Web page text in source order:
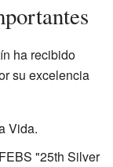
ha recibido
su excelencia
Vida.
"25th Silver